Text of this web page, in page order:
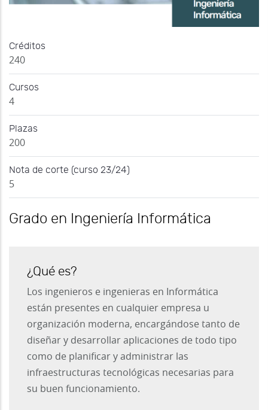
Créditos
240
Cursos
4
Plazas
200
Nota de corte (curso 23/24)
5
Grado en Ingeniería Informática
¿Qué es?
Los ingenieros e ingenieras en Informática
están presentes en cualquier empresa u
organización moderna, encargándose tanto de
diseñar y desarrollar aplicaciones de todo tipo
como de planificar y administrar las
infraestructuras tecnológicas necesarias para
su buen funcionamiento.